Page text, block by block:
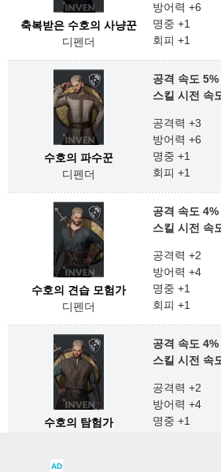
축복받은 수호의 사냥꾼
디펜더
방어력 +6
명중 +1
회피 +1
수호의 파수꾼
디펜더
공격 속도 5%
스킬 시전 속
공격력 +3
방어력 +6
명중 +1
회피 +1
수호의 견습 모험가
디펜더
공격 속도 4%
스킬 시전 속
공격력 +2
방어력 +4
명중 +1
회피 +1
수호의 탐험가
공격 속도 4%
스킬 시전 속
공격력 +2
방어력 +4
명중 +1
AD